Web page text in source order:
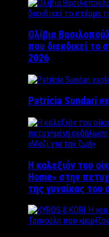
Ολίβια
που διεκδικεί το
2026
Patricia Sundari
Η κολεξιόν του
Home» στην
της γυναίκας του